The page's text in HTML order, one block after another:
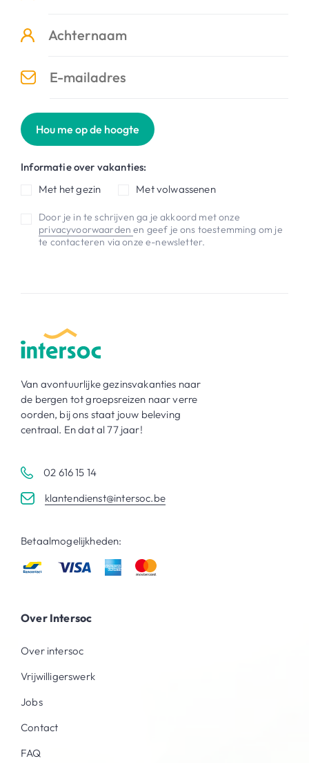
Hou me op de hoogte
Informatie over vakanties:
Met het gezin
Met volwassenen
Door je in te schrijven ga je akkoord met onze
privacyvoorwaardenen geef je ons toestemming om je
te contacteren via onze e-newsletter.
Van avontuurlijke gezinsvakanties naar
de bergen tot groepsreizen naar verre
oorden, bij ons staat jouw beleving
centraal. En dat al 77 jaar!
02 616 15 14
klantendienst@intersoc.be
Betaalmogelijkheden:
Over Intersoc
Over intersoc
Vrijwilligerswerk
Jobs
Contact
FAQ